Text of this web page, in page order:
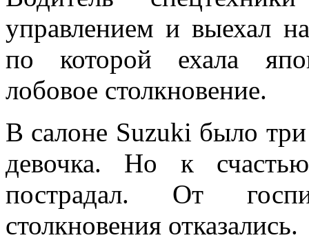
управлением и выехал
по которой ехала
лобовое столкновение.
В салоне Suzuki было три
девочка. Но к
пострадал. От
столкновения отказались.